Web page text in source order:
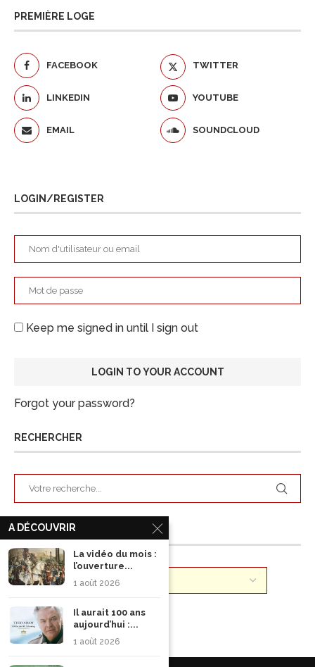
PREMIÈRE LOGE
FACEBOOK TWITTER
LINKEDIN YOUTUBE
EMAIL SOUNDCLOUD
LOGIN/REGISTER
Keep me signed in until I sign out
Forgot your password?
RECHERCHER
ARCHIVES
A DÉCOUVRIR
La vidéo du mois :
l’ouverture...
1 août 2026
Il aurait 100 ans
aujourd’hui :...
1 août 2026